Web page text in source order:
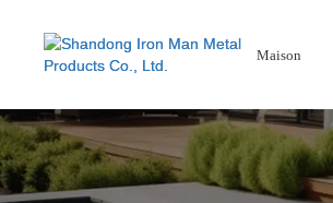
Maison